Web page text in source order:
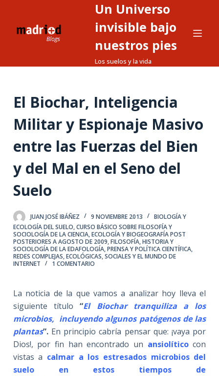
e
n
o
Un Universo
invisible bajo
nuestros pies
Los suelos y la vida
El Biochar, Inteligencia
Militar y Espionaje Masivo
entre las Fuerzas del Bien
y del Mal en el Seno del
Suelo
JUAN JOSÉ IBÁÑEZ 9 NOVIEMBRE 2013
BIOLOGÍA Y
ECOLOGÍA DEL SUELO,CURSO BÁSICO SOBRE FILOSOFÍA Y
SOCIOLOGÍA DE LA CIENCIA,ECOLOGÍA Y BIOGEOGRAFÍA POST
POSTERIORES A AGOSTO DE 2009,FILOSOFÍA, HISTORIA Y
SOCIOLOGÍA DE LA EDAFOLOGÍA,PRENSA Y POLÍTICA CIENTÍFICA,
REDES COMPLEJAS, ECOLÓGICAS, SOCIALES Y EL MUNDO DE
INTERNET
1 COMENTARIO
La noticia de la que vamos a analizar hoy lleva el
siguiente título “El Biochar tranquiliza a los
microbios, incluyendo algunos patógenos de las
plantas”. En principio cabría pensar que: ¡vaya por
Dios!, por fin han encontrado un ansiolíticocon
vistas a calmar a los estresados microbios del
suelo en estos tiempos de